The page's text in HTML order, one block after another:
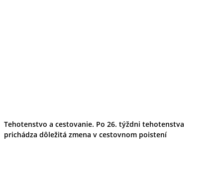
Tehotenstvo a cestovanie. Po 26. týždni tehotenstva
prichádza dôležitá zmena v cestovnom poistení